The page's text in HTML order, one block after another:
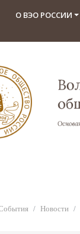
О ВЭО РОССИИ
Новости